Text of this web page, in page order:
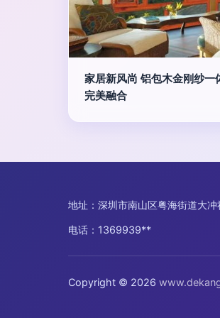
家居新风尚 铝包木金刚纱一
完美融合
地址：深圳市南山区粤海街道大
电话：1369939**
Copyright © 2026